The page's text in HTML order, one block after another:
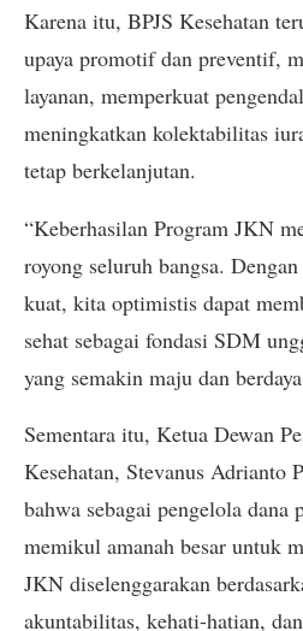
Karena itu, BPJS Kesehatan
upaya promotif dan preventif,
layanan, memperkuat
meningkatkan kolektabilitas
tetap berkelanjutan.
“Keberhasilan Program JKN
royong seluruh bangsa.
kuat, kita optimistis dapat
sehat sebagai fondasi SDM
yang semakin maju dan
Sementara itu, Ketua Dewan
Kesehatan, Stevanus Adrianto
bahwa sebagai pengelola dana
memikul amanah besar untuk
JKN diselenggarakan
akuntabilitas, kehati-hatian,